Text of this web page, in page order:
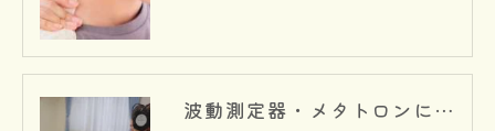
波動測定器・メタトロンについて